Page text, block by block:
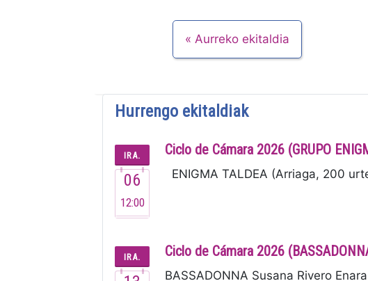
Aurreko ekitaldia
Hurrengo ekitaldiak
IRA.
06
12:00
Ciclo de Cámara 2026 (GRUPO
ENIGMA TALDEA (Arriaga, 200
IRA. Ciclo de Cámara 2026
BASSADONNA Susana Rivero